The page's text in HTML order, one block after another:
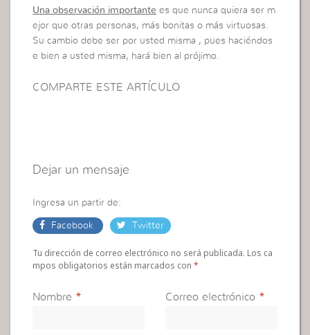
Una observación importante es que nunca quiera ser m
ejor que otras personas, más bonitas o más virtuosas.
Su cambio debe ser por usted misma , pues haciéndos
e bien a usted misma, hará bien al prójimo.
COMPARTE ESTE ARTÍCULO
Dejar un mensaje
Ingresa un partir de:
Facebook Twitter
Tu dirección de correo electrónico no será publicada. Los ca
mpos obligatorios están marcados con*
Nombre * Correo electrónico *